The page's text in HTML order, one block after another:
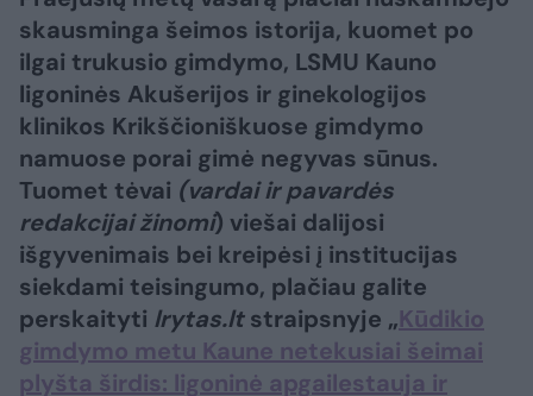
skausminga šeimos istorija, kuomet po
ilgai trukusio gimdymo, LSMU Kauno
ligoninės Akušerijos ir ginekologijos
klinikos Krikščioniškuose gimdymo
namuose porai gimė negyvas sūnus.
Tuomet tėvai (vardai ir pavardės
redakcijai žinomi) viešai dalijosi
išgyvenimais bei kreipėsi į institucijas
siekdami teisingumo, plačiau galite
perskaityti lrytas.ltstraipsnyje „Kūdikio
gimdymo metu Kaune netekusiai šeimai
plyšta širdis: ligoninė apgailestauja ir